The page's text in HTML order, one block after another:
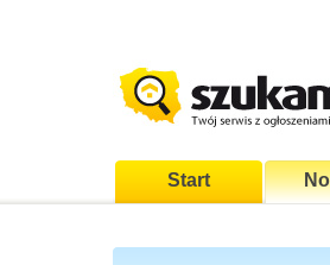
Start